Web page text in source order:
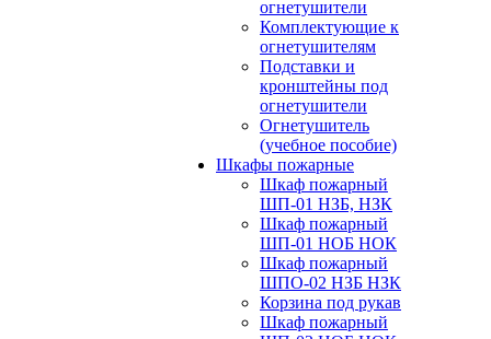
огнетушители
Комплектующие к
огнетушителям
Подставки и
кронштейны под
огнетушители
Огнетушитель
(учебное пособие)
Шкафы пожарные
Шкаф пожарный
ШП-01 НЗБ, НЗК
Шкаф пожарный
ШП-01 НОБ НОК
Шкаф пожарный
ШПО-02 НЗБ НЗК
Корзина под рукав
Шкаф пожарный